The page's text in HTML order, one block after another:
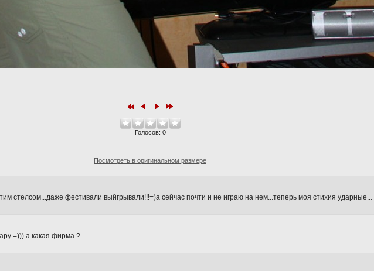
Голосов: 0
Посмотреть в оригинальном размере
стелсом...даже фестивали выйгрывали!!!=)а сейчас почти и не играю на нем...теперь моя стихия ударные...
=))) а какая фирма ?